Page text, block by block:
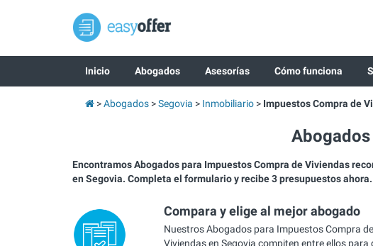
Inicio Abogados Asesorías Cómo funciona
Abogados Segovia Inmobiliario Impuestos Compra de
Encontramos Abogados para Impuestos Compra de Viviendas
en Segovia. Completa el formulario y recibe 3 presupuestos ahora.
Compara y elige al mejor abogado
Nuestros Abogados para Impuestos Compra de
Viviendas en Segovia compiten entre ellos para